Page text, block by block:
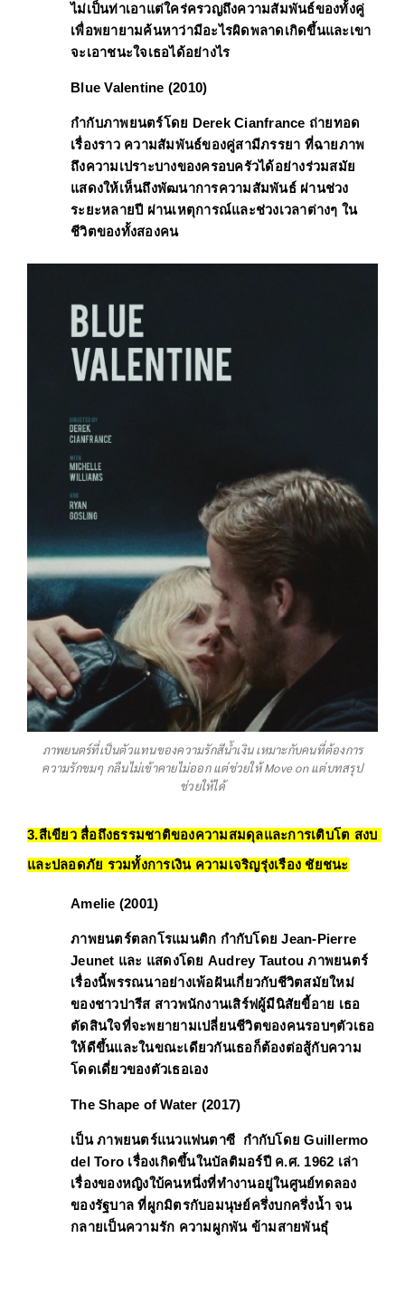
ไม่เป็นท่าเอาแต่ใคร่ครวญถึงความสัมพันธ์ของทั้งคู่
เพื่อพยายามค้นหาว่ามีอะไรผิดพลาดเกิดขึ้นและเขา
จะเอาชนะใจเธอได้อย่างไร
Blue Valentine (2010)
กำกับภาพยนตร์โดย Derek Cianfrance ถ่ายทอด
เรื่องราว ความสัมพันธ์ของคู่สามีภรรยา ที่ฉายภาพ
ถึงความเปราะบางของครอบครัวได้อย่างร่วมสมัย
แสดงให้เห็นถึงพัฒนาการความสัมพันธ์ ผ่านช่วง
ระยะหลายปี ผ่านเหตุการณ์และช่วงเวลาต่างๆ ใน
ชีวิตของทั้งสองคน
ภาพยนตร์ที่เป็นตัวแทนของความรักสีน้ำเงิน เหมาะกับคนที่ต้องการ
ความรักขมๆ กลืนไม่เข้าคายไม่ออก แต่ช่วยให้ Move on แต่บทสรุป
ช่วยให้ได้
3.สีเขียว สื่อถึงธรรมชาติของความสมดุลและการเติบโต สงบ
และปลอดภัย รวมทั้งการเงิน ความเจริญรุ่งเรือง ชัยชนะ
Amelie (2001)
ภาพยนตร์ตลกโรแมนติก กำกับโดย Jean-Pierre
Jeunet และ แสดงโดย Audrey Tautou ภาพยนตร์
เรื่องนี้พรรณนาอย่างเพ้อฝันเกี่ยวกับชีวิตสมัยใหม่
ของชาวปารีส สาวพนักงานเสิร์ฟผู้มีนิสัยขี้อาย เธอ
ตัดสินใจที่จะพยายามเปลี่ยนชีวิตของคนรอบๆตัวเธอ
ให้ดีขึ้นและในขณะเดียวกันเธอก็ต้องต่อสู้กับความ
โดดเดี่ยวของตัวเธอเอง
The Shape of Water (2017)
เป็น ภาพยนตร์แนวแฟนตาซี กำกับโดย Guillermo
del Toro เรื่องเกิดขึ้นในบัลติมอร์ปี ค.ศ. 1962 เล่า
เรื่องของหญิงใบ้คนหนึ่งที่ทำงานอยู่ในศูนย์ทดลอง
ของรัฐบาล ที่ผูกมิตรกับอมนุษย์ครึ่งบกครึ่งน้ำ จน
กลายเป็นความรัก ความผูกพัน ข้ามสายพันธุ๋